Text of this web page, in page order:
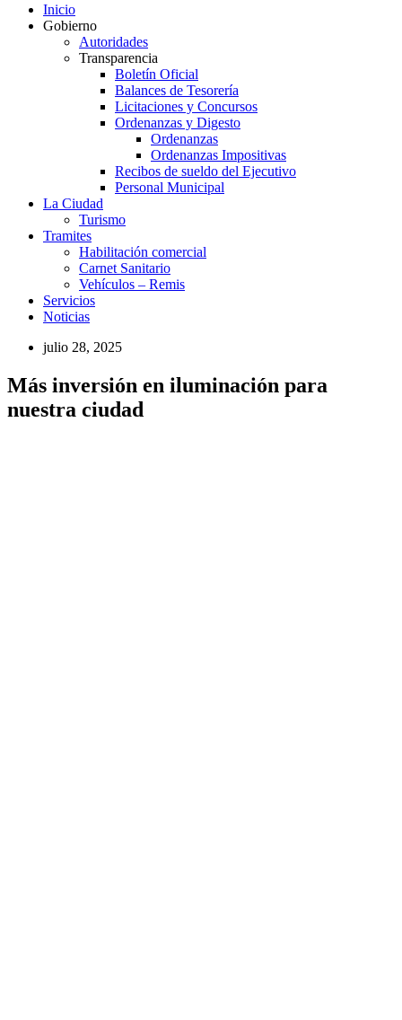
Inicio
Gobierno
Autoridades
Transparencia
Boletín Oficial
Balances de Tesorería
Licitaciones y Concursos
Ordenanzas y Digesto
Ordenanzas
Ordenanzas Impositivas
Recibos de sueldo del Ejecutivo
Personal Municipal
La Ciudad
Turismo
Tramites
Habilitación comercial
Carnet Sanitario
Vehículos – Remis
Servicios
Noticias
julio 28, 2025
Más inversión en iluminación para
nuestra ciudad